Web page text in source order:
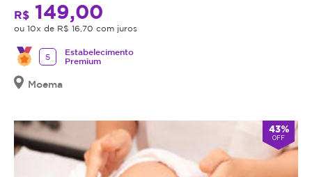
R$ 149,00
ou 10x de R$ 16,70 com juros
5
Estabelecimento
Premium
Moema
43%
OFF